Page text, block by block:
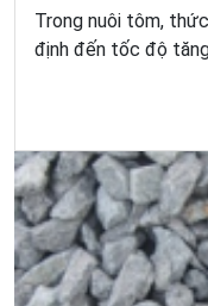
Trong nuôi tôm,
định đến tốc độ